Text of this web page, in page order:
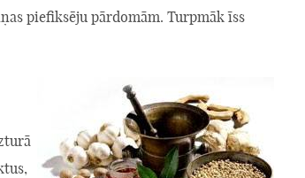
piefiksēju pārdomām. Turpmāk īss